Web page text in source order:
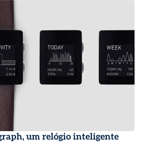
um relógio inteligente